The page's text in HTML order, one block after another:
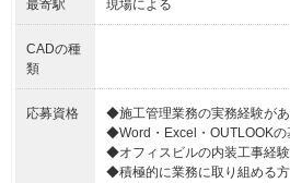
最寄駅 現場による
CADの種
類
応募資格
◆施工管理業務の実務経験が
◆Word・Excel・OUTLOOK
◆オフィスビルの内装工事経
◆積極的に業務に取り組める方